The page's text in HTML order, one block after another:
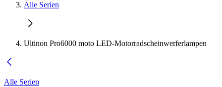
Alle Serien
Ultinon Pro6000 moto LED-Motorradscheinwerferlampen
Alle Serien